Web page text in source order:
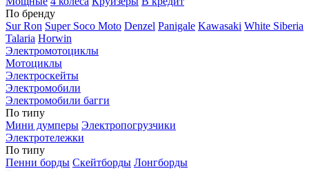
По бренду
Sur Ron Super Soco Moto Denzel Panigale Kawasaki White Siberia
Talaria Horwin
Электромотоциклы
Мотоциклы
Электроскейты
Электромобили
Электромобили багги
По типу
Мини думперы Электропогрузчики
Электротележки
По типу
Пенни борды Скейтборды Лонгборды